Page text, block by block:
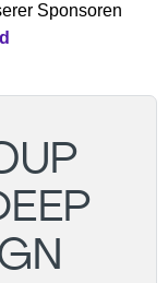
Sponsoren